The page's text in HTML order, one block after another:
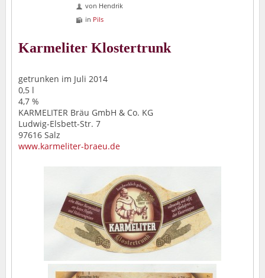
von Hendrik
in Pils
Karmeliter Klostertrunk
getrunken im Juli 2014
0,5 l
4,7 %
KARMELITER Bräu GmbH & Co. KG
Ludwig-Elsbett-Str. 7
97616 Salz
www.karmeliter-braeu.de